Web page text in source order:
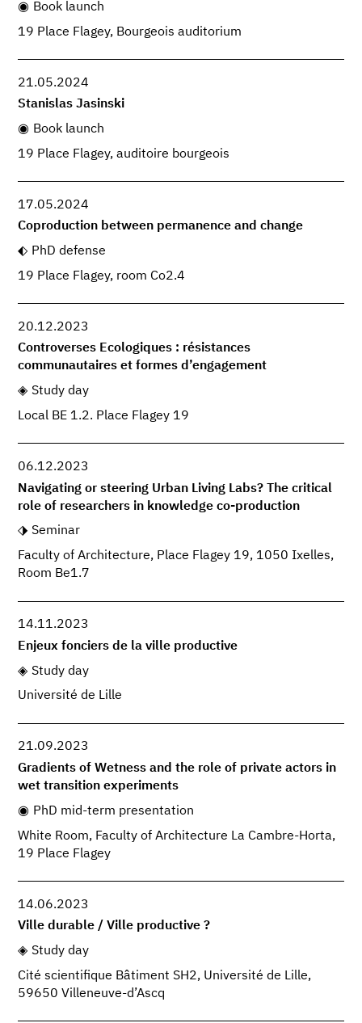
Book launch
19 Place Flagey, Bourgeois auditorium
21.05.2024
Stanislas Jasinski
Book launch
19 Place Flagey, auditoire bourgeois
17.05.2024
Coproduction between permanence and change
PhD defense
19 Place Flagey, room Co2.4
20.12.2023
Controverses Ecologiques : résistances
communautaires et formes d’engagement
Study day
Local BE 1.2. Place Flagey 19
06.12.2023
Navigating or steering Urban Living Labs? The critical
role of researchers in knowledge co-production
Seminar
Faculty of Architecture, Place Flagey 19, 1050 Ixelles,
Room Be1.7
14.11.2023
Enjeux fonciers de la ville productive
Study day
Université de Lille
21.09.2023
Gradients of Wetness and the role of private actors in
wet transition experiments
PhD mid-term presentation
White Room, Faculty of Architecture La Cambre-Horta,
19 Place Flagey
14.06.2023
Ville durable / Ville productive ?
Study day
Cité scientifique Bâtiment SH2, Université de Lille,
59650 Villeneuve-d’Ascq